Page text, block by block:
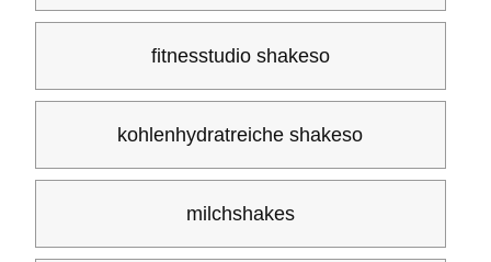
fitnesstudio shakeso
kohlenhydratreiche shakeso
milchshakes